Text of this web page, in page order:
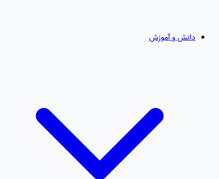
دانش و آموزش